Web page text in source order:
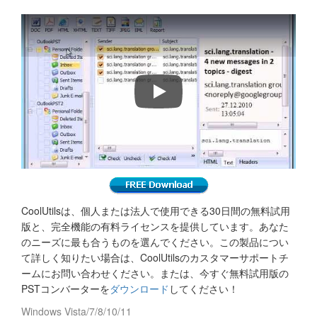
How to convert outlook email to
CoolUtilsは、個人または法人で使用できる30日間の無料試用
版と、完全機能の有料ライセンスを提供しています。あなた
のニーズに最も合うものを選んでください。この製品につい
て詳しく知りたい場合は、CoolUtilsのカスタマーサポートチ
ームにお問い合わせください。または、今すぐ無料試用版の
PSTコンバーターをダウンロード してください！
Windows Vista/7/8/10/11